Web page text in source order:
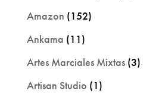
Amazon (152)
Ankama (11)
Artes Marciales Mixtas(3)
Artisan Studio (1)